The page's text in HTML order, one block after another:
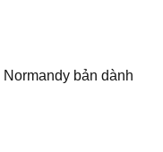
bản dành